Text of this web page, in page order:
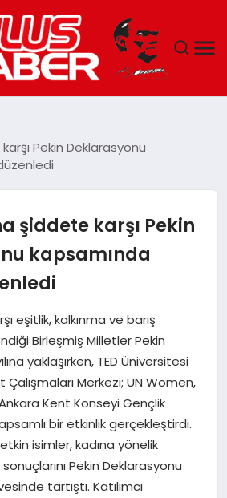
Pekin Deklarasyonu
şiddete karşı Pekin
kapsamında
eşitlik, kalkınma ve barış
Birleşmiş Milletler Pekin
yaklaşırken, TED Üniversitesi
Merkezi; UN Women,
Kent Konseyi Gençlik
bir etkinlik gerçekleştirdi.
isimler, kadına yönelik
Pekin Deklarasyonu
tartıştı. Katılımcı